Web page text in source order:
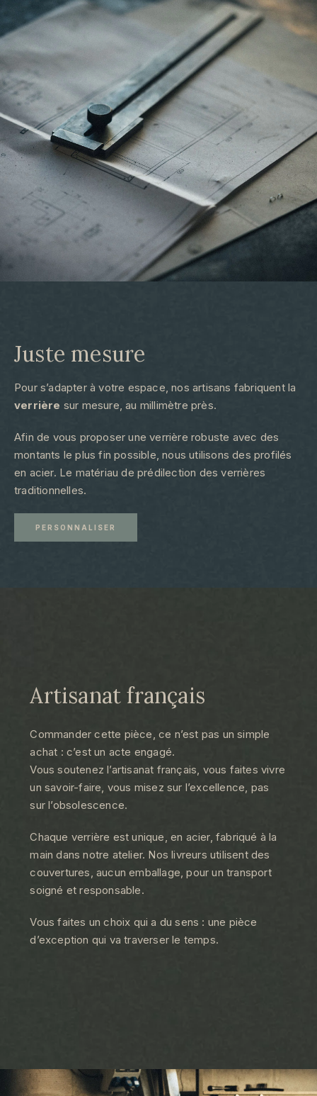
Juste mesure​
Pour s’adapter à votre espace, nos artisans fabriquent la
verrière sur mesure, au millimètre près.
Afin de vous proposer une verrière robuste avec des
montants le plus fin possible, nous utilisons des profilés
en acier. Le matériau de prédilection des verrières
traditionnelles.
PERSONNALISER
Artisanat français
Commander cette pièce, ce n’est pas un simple
achat : c’est un acte engagé.
Vous soutenez l’artisanat français, vous faites vivre
un savoir-faire, vous misez sur l’excellence, pas
sur l’obsolescence.
Chaque verrière est unique, en acier, fabriqué à la
main dans notre atelier. Nos livreurs utilisent des
couvertures, aucun emballage, pour un transport
soigné et responsable.
Vous faites un choix qui a du sens : une pièce
d’exception qui va traverser le temps.